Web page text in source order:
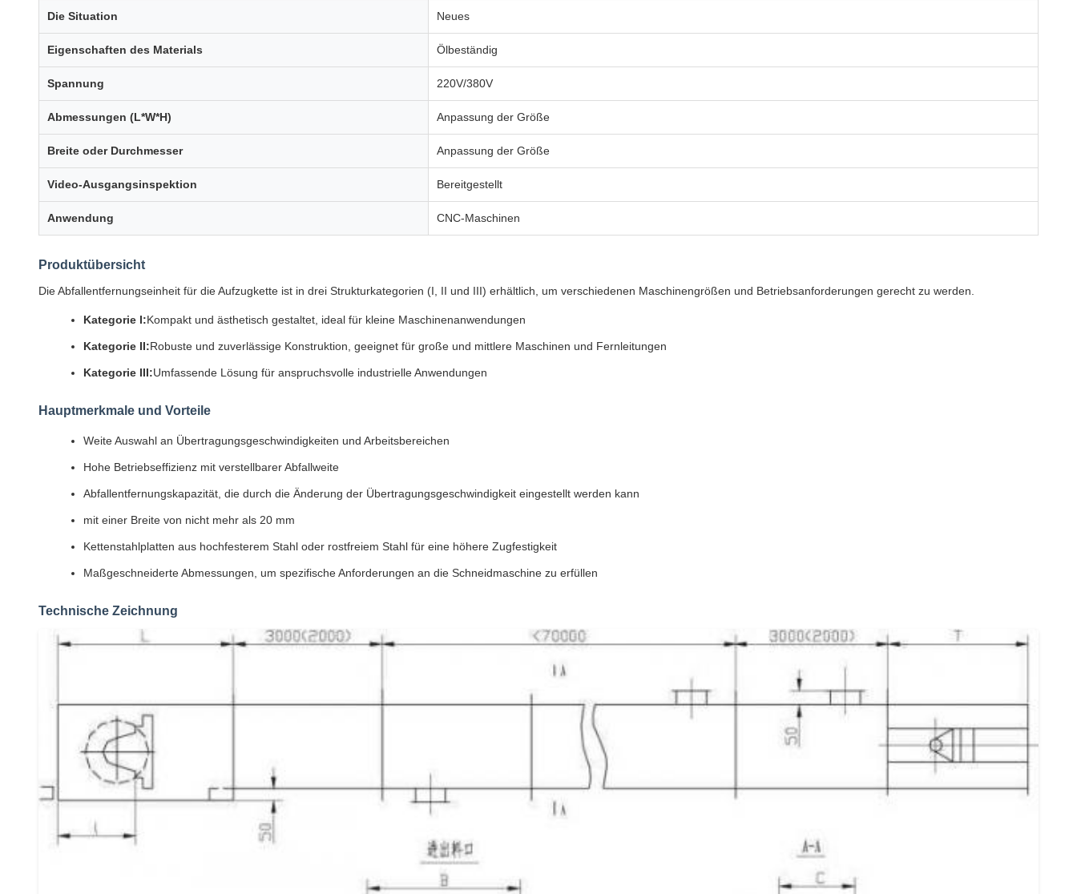
Die Situation Neues
Eigenschaften des Materials Ölbeständig
Spannung 220V/380V
Abmessungen (L*W*H) Anpassung der Größe
Breite oder Durchmesser Anpassung der Größe
Video-Ausgangsinspektion Bereitgestellt
Anwendung CNC-Maschinen
Produktübersicht
Die Abfallentfernungseinheit für die Aufzugkette ist in drei Strukturkategorien (I, II und III) erhältlich, um verschiedenen Maschinengrößen und Betriebsanforderungen gerecht zu werden.
Kategorie I:Kompakt und ästhetisch gestaltet, ideal für kleine Maschinenanwendungen
Kategorie II:Robuste und zuverlässige Konstruktion, geeignet für große und mittlere Maschinen und Fernleitungen
Kategorie III:Umfassende Lösung für anspruchsvolle industrielle Anwendungen
Hauptmerkmale und Vorteile
Weite Auswahl an Übertragungsgeschwindigkeiten und Arbeitsbereichen
Hohe Betriebseffizienz mit verstellbarer Abfallweite
Abfallentfernungskapazität, die durch die Änderung der Übertragungsgeschwindigkeit eingestellt werden kann
mit einer Breite von nicht mehr als 20 mm
Kettenstahlplatten aus hochfesterem Stahl oder rostfreiem Stahl für eine höhere Zugfestigkeit
Maßgeschneiderte Abmessungen, um spezifische Anforderungen an die Schneidmaschine zu erfüllen
Technische Zeichnung